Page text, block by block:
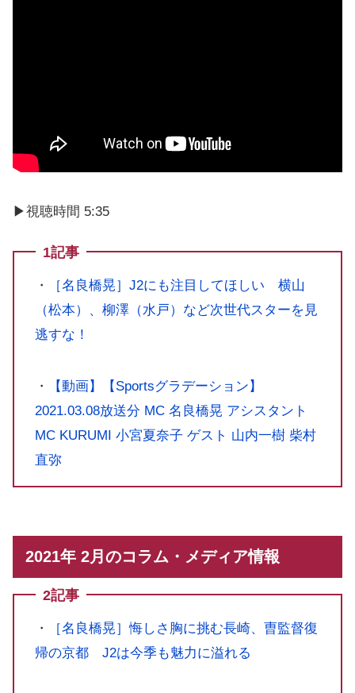
▶︎視聴時間 5:35
1記事
・
［名良橋晃］J2にも注目してほしい 横山
（松本）、柳澤（水戸）など次世代スターを見
逃すな！
・
【動画】【‪‎Sportsグラデーション】
2021.03.08放送分 MC 名良橋晃 アシスタント
MC KURUMI 小宮夏奈子 ゲスト 山内一樹 柴村
直弥
2021年 2月のコラム・メディア情報
2記事
・
［名良橋晃］悔しさ胸に挑む長崎、曺監督復
帰の京都 J2は今季も魅力に溢れる